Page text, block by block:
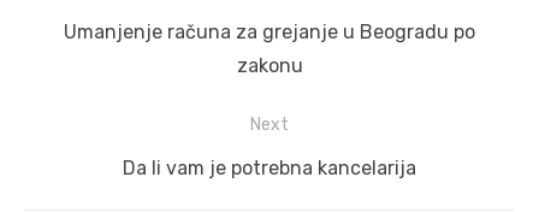
navigation
Previous
Umanjenje računa za grejanje u Beogradu po
zakonu
Next
Next
Da li vam je potrebna kancelarija